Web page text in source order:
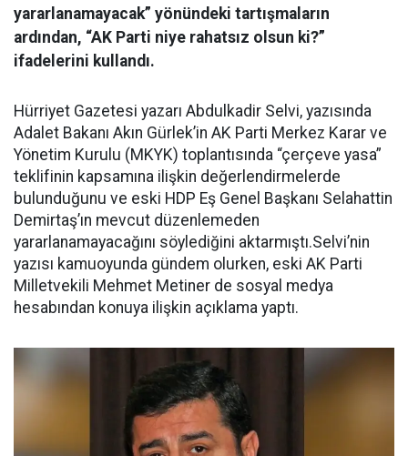
yararlanamayacak” yönündeki tartışmaların
ardından, “AK Parti niye rahatsız olsun ki?”
ifadelerini kullandı.
Hürriyet Gazetesi yazarı Abdulkadir Selvi, yazısında
Adalet Bakanı Akın Gürlek’in AK Parti Merkez Karar ve
Yönetim Kurulu (MKYK) toplantısında “çerçeve yasa”
teklifinin kapsamına ilişkin değerlendirmelerde
bulunduğunu ve eski HDP Eş Genel Başkanı Selahattin
Demirtaş’ın mevcut düzenlemeden
yararlanamayacağını söylediğini aktarmıştı.Selvi’nin
yazısı kamuoyunda gündem olurken, eski AK Parti
Milletvekili Mehmet Metiner de sosyal medya
hesabından konuya ilişkin açıklama yaptı.